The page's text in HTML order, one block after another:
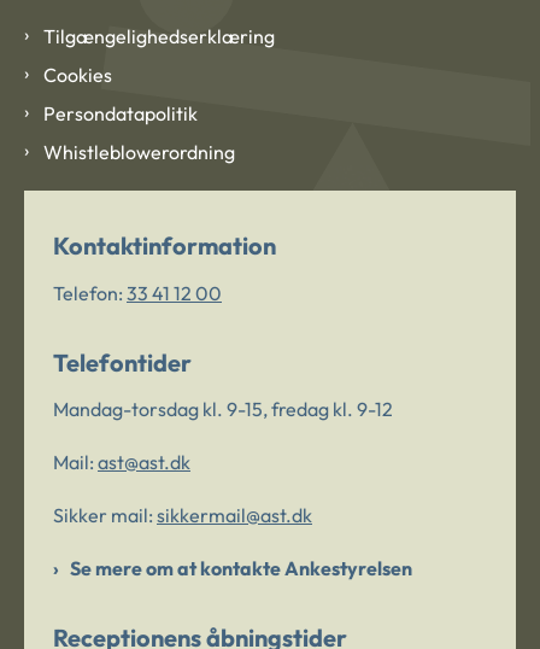
Tilgængelighedserklæring
Cookies
Persondatapolitik
Whistleblowerordning
Kontaktinformation
Telefon: 33 41 12 00
Telefontider
Mandag-torsdag kl. 9-15, fredag kl. 9-12
Mail: ast@ast.dk
Sikker mail: sikkermail@ast.dk
Se mere om at kontakte Ankestyrelsen
Receptionens åbningstider